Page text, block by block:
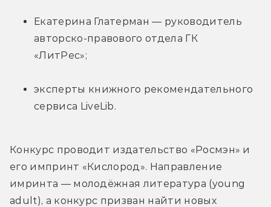
Екатерина Глатерман — руководитель
авторско-правового отдела ГК
«ЛитРес»;
эксперты книжного рекомендательного
сервиса LiveLib.
Конкурс проводит издательство «Росмэн» и
его импринт «Кислород». Направление
имринта — молодёжная литература (young
adult), а конкурс призван найти новых